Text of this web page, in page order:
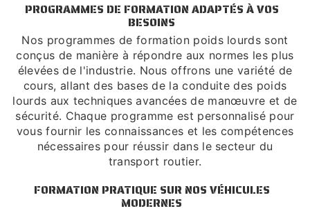
PROGRAMMES DE FORMATION ADAPTÉS À VOS
BESOINS
Nos programmes de formation poids lourds sont
conçus de manière à répondre aux normes les plus
élevées de l'industrie. Nous offrons une variété de
cours, allant des bases de la conduite des poids
lourds aux techniques avancées de manœuvre et de
sécurité. Chaque programme est personnalisé pour
vous fournir les connaissances et les compétences
nécessaires pour réussir dans le secteur du
transport routier.
FORMATION PRATIQUE SUR NOS VÉHICULES
MODERNES